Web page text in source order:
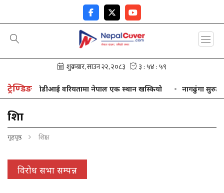
ट्रेण्डिङ
ओडीआई वरियतामा नेपाल एक स्थान खस्कियो नागढुंगा सुरुङमार्ग
शिक्षा
गृहपृष्ठ शिक्षा
विरोध सभा सम्पन्न